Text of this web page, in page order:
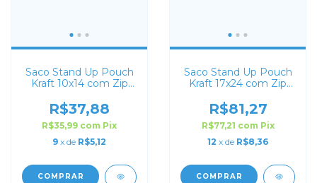
Saco Stand Up Pouch
Kraft 10x14 com Zip
R$37,88
R$35,99 com Pix
9 x de R$5,12
COMPRAR
Saco Stand Up Pouch
Kraft 17x24 com Zip
R$81,27
R$77,21 com Pix
12 x de R$8,36
COMPRAR